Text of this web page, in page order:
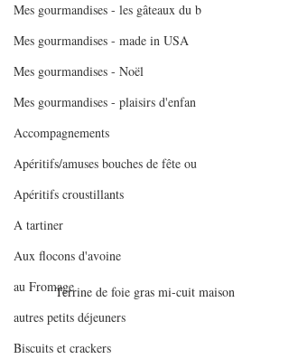
Mes gourmandises - les gâteaux du b
Mes gourmandises - made in USA
Mes gourmandises - Noël
Mes gourmandises - plaisirs d'enfan
Accompagnements
Apéritifs/amuses bouches de fête ou
Apéritifs croustillants
A tartiner
Aux flocons d'avoine
au Fromage
autres petits déjeuners
Biscuits et crackers
Terrine de foie gras mi-cuit maison